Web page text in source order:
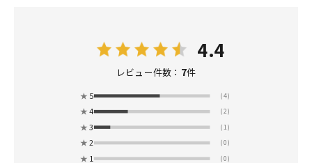
4.4
レビュー件数： 7件
★ 5 (4)
★ 4 (2)
★ 3 (1)
★ 2 (0)
★ 1 (0)